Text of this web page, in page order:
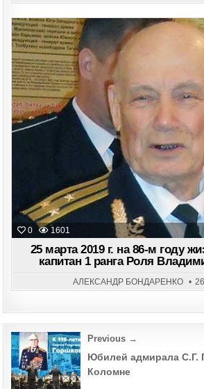
0 1601
25 марта 2019 г. на 86-м году
капитан 1 ранга Роля
АЛЕКСАНДР БОНДАРЕНКО
Post
navigation
Previous →
Юбилей адмирала С.Г.
Коломне